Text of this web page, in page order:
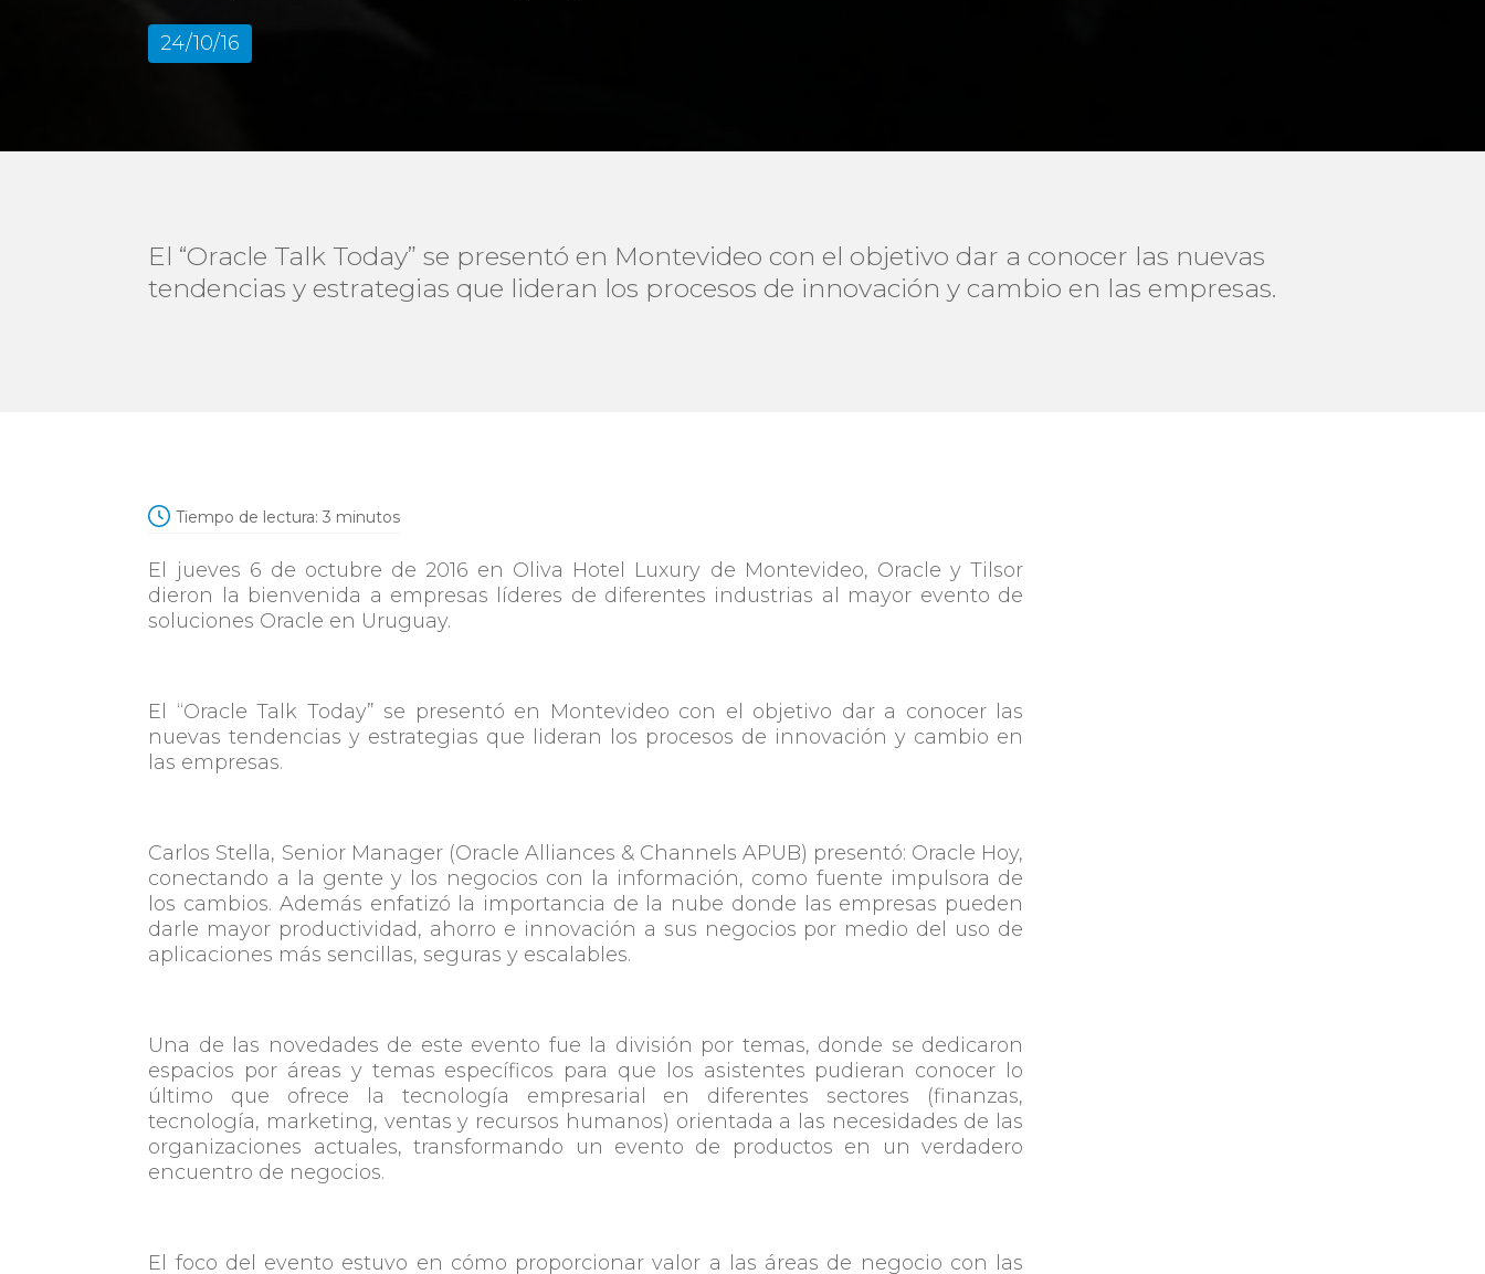
24/10/16
El “Oracle Talk Today” se presentó en Montevideo con el objetivo dar a conocer las nuevas
tendencias y estrategias que lideran los procesos de innovación y cambio en las empresas.
Tiempo de lectura: 3 minutos
El jueves 6 de octubre de 2016 en Oliva Hotel Luxury de Montevideo, Oracle y Tilsor
dieron la bienvenida a empresas líderes de diferentes industrias al mayor evento de
soluciones Oracle en Uruguay.
El “Oracle Talk Today” se presentó en Montevideo con el objetivo dar a conocer las
nuevas tendencias y estrategias que lideran los procesos de innovación y cambio en
las empresas.
Carlos Stella, Senior Manager (Oracle Alliances & Channels APUB) presentó: Oracle Hoy,
conectando a la gente y los negocios con la información, como fuente impulsora de
los cambios. Además enfatizó la importancia de la nube donde las empresas pueden
darle mayor productividad, ahorro e innovación a sus negocios por medio del uso de
aplicaciones más sencillas, seguras y escalables.
Una de las novedades de este evento fue la división por temas, donde se dedicaron
espacios por áreas y temas específicos para que los asistentes pudieran conocer lo
último que ofrece la tecnología empresarial en diferentes sectores (finanzas,
tecnología, marketing, ventas y recursos humanos) orientada a las necesidades de las
organizaciones actuales, transformando un evento de productos en un verdadero
encuentro de negocios.
El foco del evento estuvo en cómo proporcionar valor a las áreas de negocio con las